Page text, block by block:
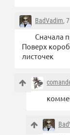
BadVadim,
Сначала
Поверх
листочек